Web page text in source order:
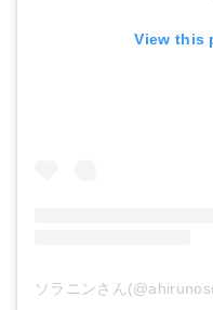
View this
ソラニンさん